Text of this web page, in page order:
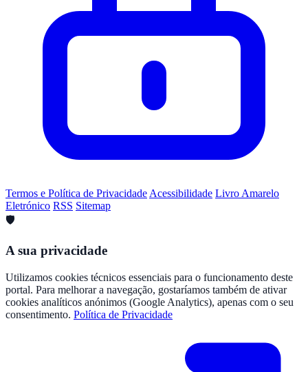
Termos e Política de Privacidade Acessibilidade Livro Amarelo
Eletrónico RSS Sitemap
🛡️
A sua privacidade
Utilizamos cookies técnicos essenciais para o funcionamento deste
portal. Para melhorar a navegação, gostaríamos também de ativar
cookies analíticos anónimos (Google Analytics), apenas com o seu
consentimento. Política de Privacidade